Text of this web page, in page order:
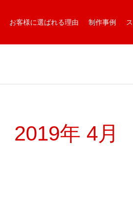
お客様に選ばれる理由 制作事例
2019年 4月